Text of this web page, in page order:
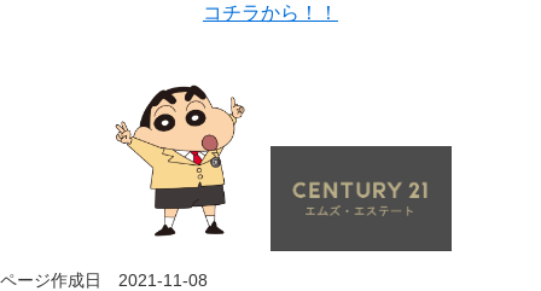
コチラから！！
ページ作成日 2021-11-08